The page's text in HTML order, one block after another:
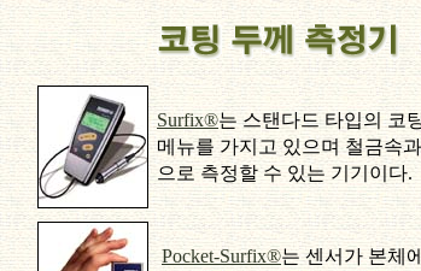
Surfix®는 스탠다드 타입의 코
메뉴를 가지고 있으며 철금속
으로 측정할 수 있는 기기이다.
Pocket-Surfix®는 센서가 본체